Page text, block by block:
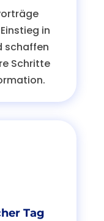
in
schaffen
Schritte
Tag